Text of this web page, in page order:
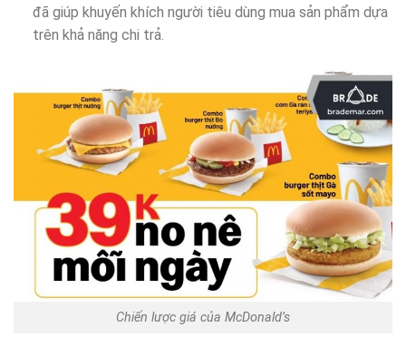
đã giúp khuyến khích người tiêu dùng mua sản phẩm dựa
trên khả năng chi trả.
Chiến lược giá của McDonald’s